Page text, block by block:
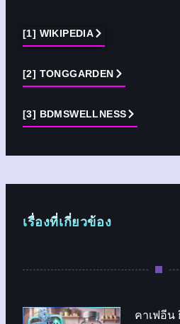
[1] WIKIPEDIA
[2] TONGGARDEN
[3] BDMSWELLNESS
เรื่องที่เกี่ยวข้อง
คาเฟอีน